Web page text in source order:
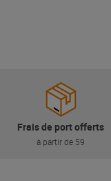
Frais de port offerts
à partir de 59